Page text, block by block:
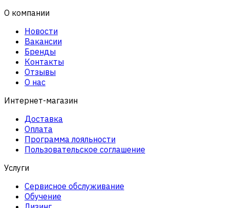
О компании
Новости
Вакансии
Бренды
Контакты
Отзывы
О нас
Интернет-магазин
Доставка
Оплата
Программа лояльности
Пользовательское соглашение
Услуги
Сервисное обслуживание
Обучение